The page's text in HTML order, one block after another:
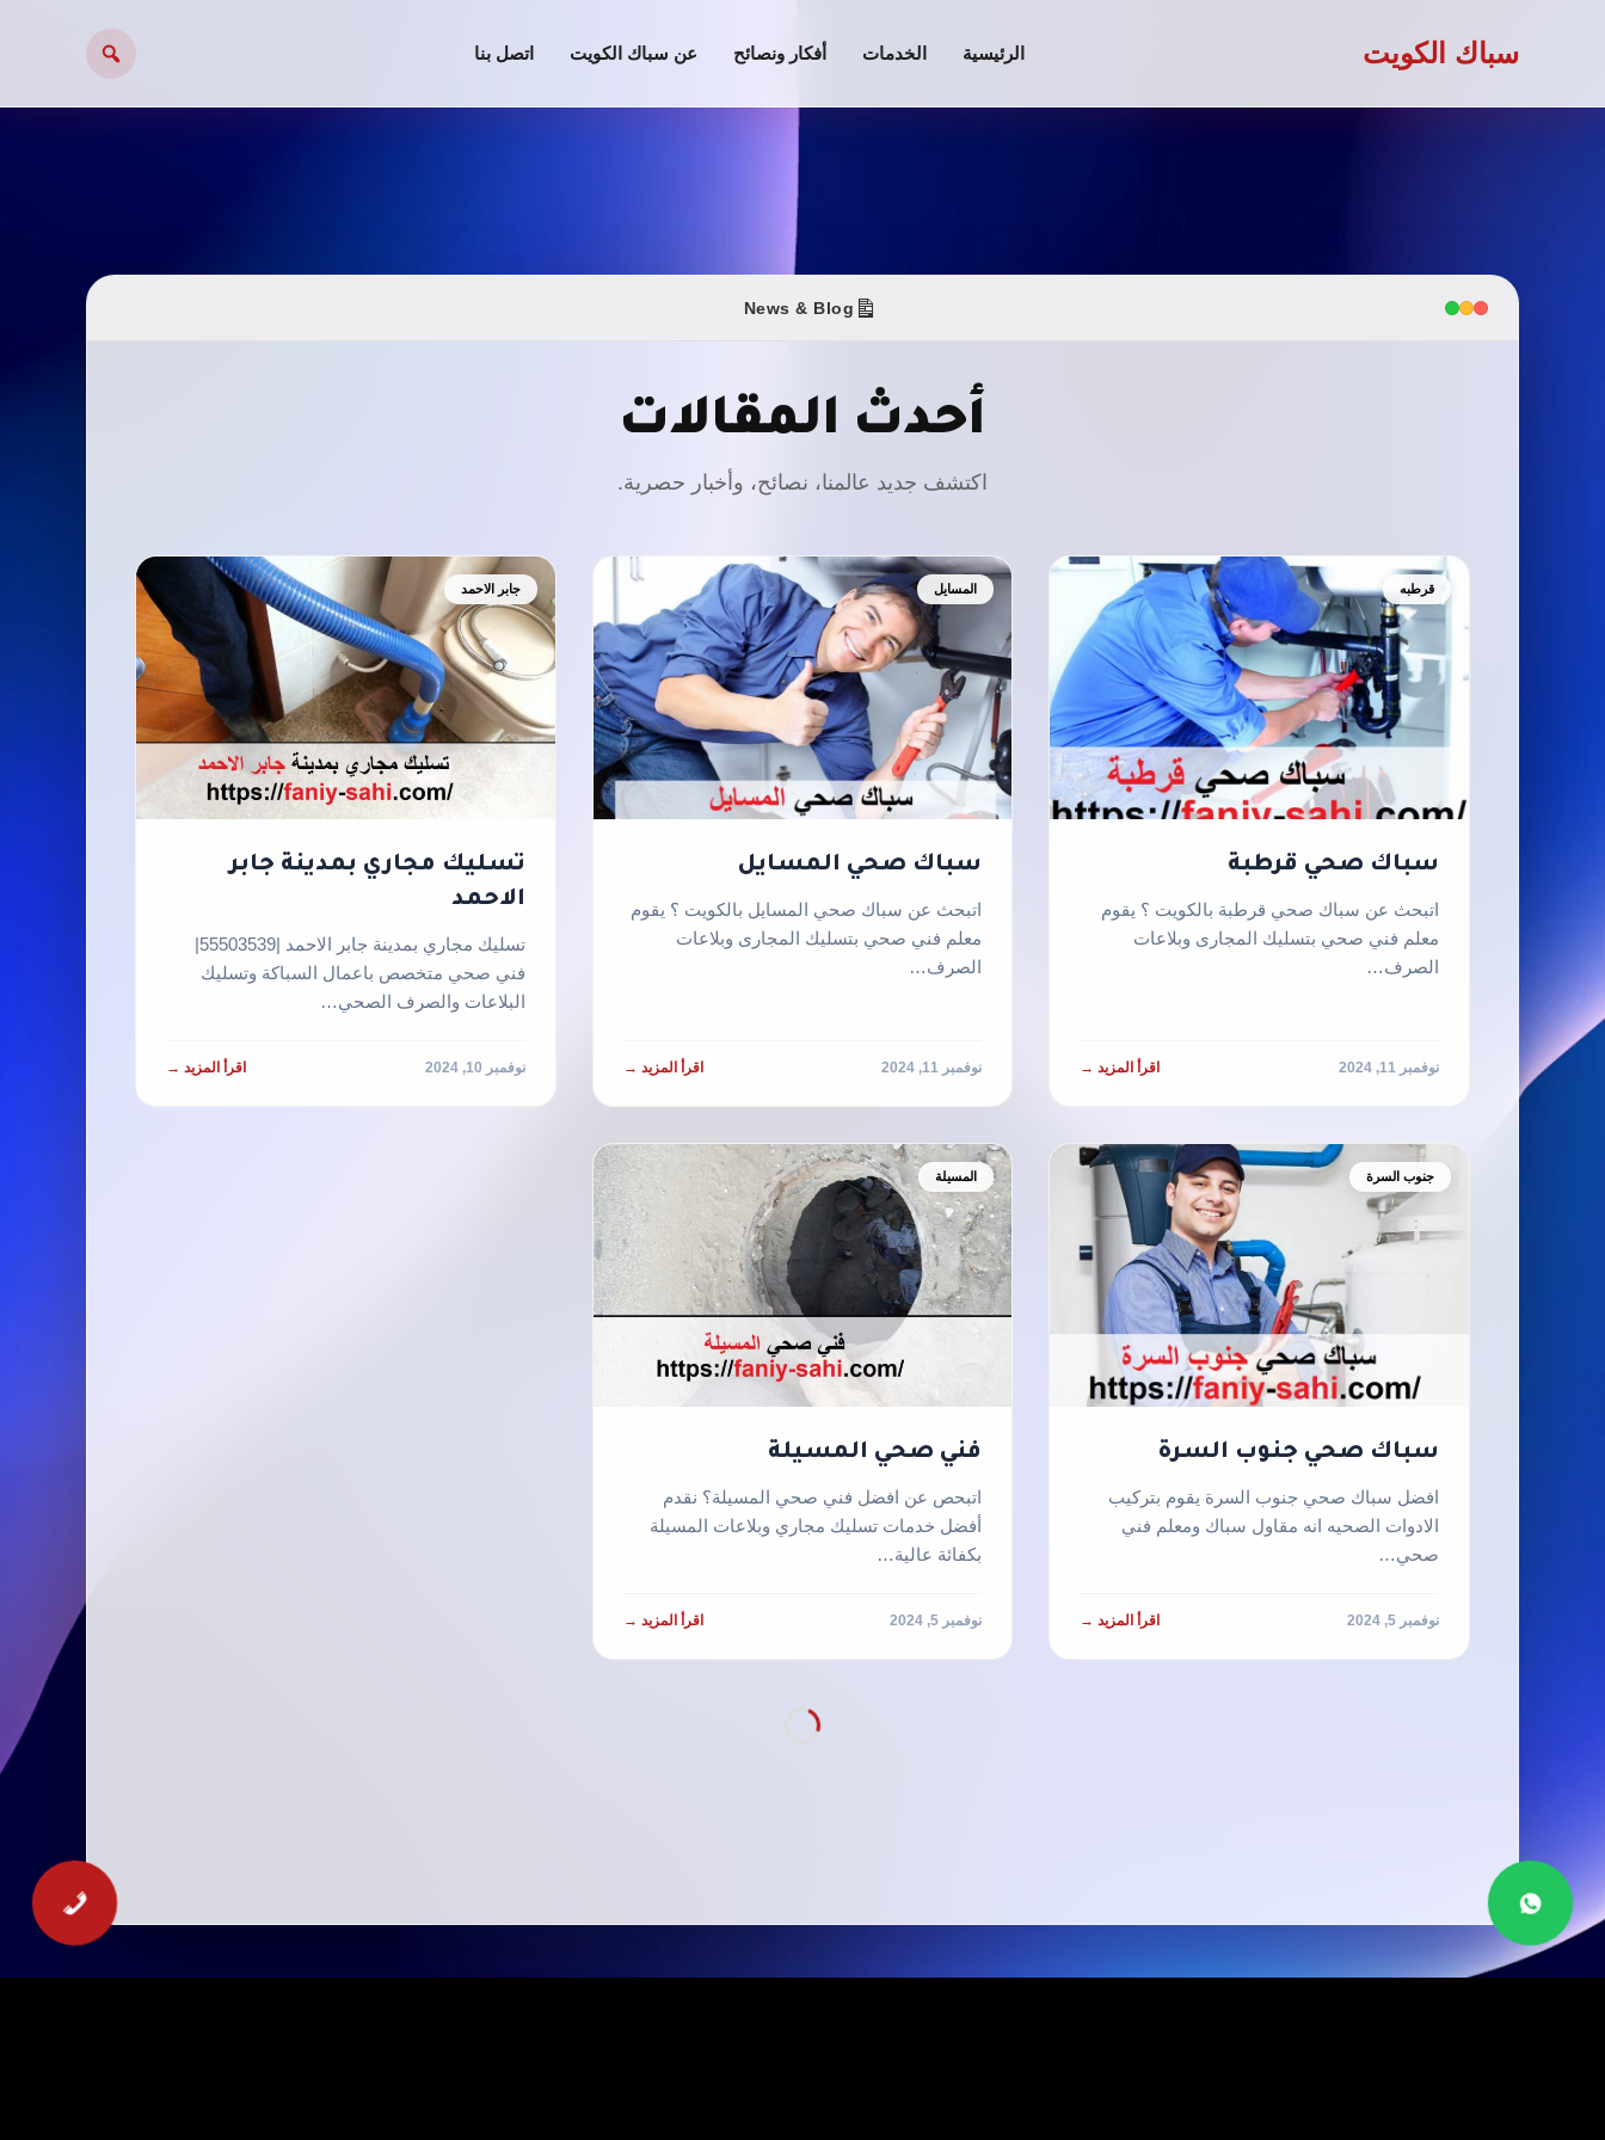
سباك الكويت الرئيسية الخدمات أفكار ونصائح عن سباك الكويت اتصل بنا
News & Blog
أحدث المقالات
اكتشف جديد عالمنا، نصائح، وأخبار حصرية.
قرطبه
سباك صحي قرطبة
اتبحث عن سباك صحي قرطبة بالكويت ؟ يقوم
معلم فني صحي بتسليك المجارى وبلاعات
الصرف…
نوفمبر 11, 2024 اقرأ المزيد →
المسايل
سباك صحي المسايل
اتبحث عن سباك صحي المسايل بالكويت ؟ يقوم
معلم فني صحي بتسليك المجارى وبلاعات
الصرف…
نوفمبر 11, 2024 اقرأ المزيد →
جابر الاحمد
تسليك مجاري بمدينة جابر
الاحمد
تسليك مجاري بمدينة جابر الاحمد |55503539|
فني صحي متخصص باعمال السباكة وتسليك
البلاعات والصرف الصحي…
نوفمبر 10, 2024 اقرأ المزيد →
جنوب السرة
سباك صحي جنوب السرة
افضل سباك صحي جنوب السرة يقوم بتركيب
الادوات الصحيه انه مقاول سباك ومعلم فني
صحي…
نوفمبر 5, 2024 اقرأ المزيد →
المسيلة
فني صحي المسيلة
اتبحص عن افضل فني صحي المسيلة؟ نقدم
أفضل خدمات تسليك مجاري وبلاعات المسيلة
بكفائة عالية…
نوفمبر 5, 2024 اقرأ المزيد →